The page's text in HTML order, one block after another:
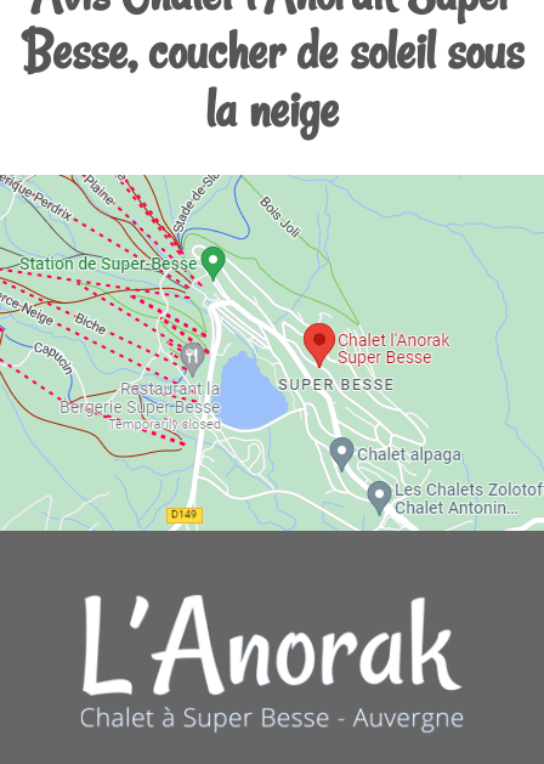
Besse, coucher de soleil sous
la neige